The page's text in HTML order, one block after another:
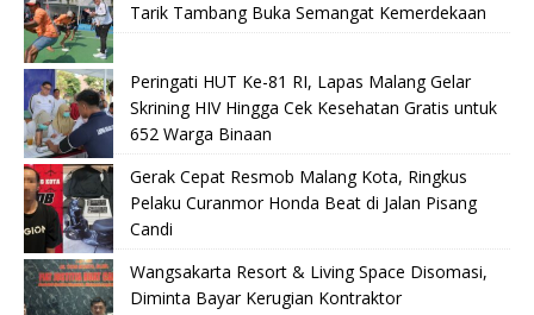
Tarik Tambang Buka Semangat Kemerdekaan
Peringati HUT Ke-81 RI, Lapas Malang Gelar
Skrining HIV Hingga Cek Kesehatan Gratis untuk
652 Warga Binaan
Gerak Cepat Resmob Malang Kota, Ringkus
Pelaku Curanmor Honda Beat di Jalan Pisang
Candi
Wangsakarta Resort & Living Space Disomasi,
Diminta Bayar Kerugian Kontraktor